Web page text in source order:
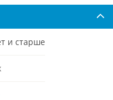
и старше